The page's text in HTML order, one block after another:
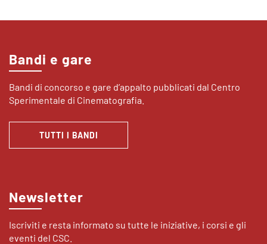
Bandi e gare
Bandi di concorso e gare d’appalto pubblicati dal Centro
Sperimentale di Cinematografia.
TUTTI I BANDI
Newsletter
Iscriviti e resta informato su tutte le iniziative, i corsi e gli
eventi del CSC.